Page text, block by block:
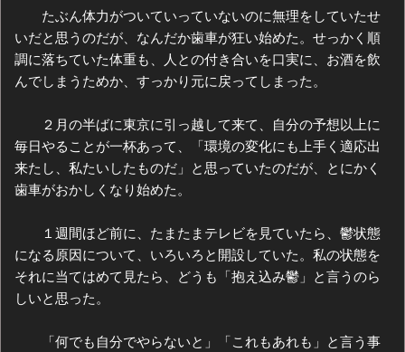
たぶん体力がついていっていないのに無理をしていたせ
いだと思うのだが、なんだか歯車が狂い始めた。せっかく順
調に落ちていた体重も、人との付き合いを口実に、お酒を飲
んでしまうためか、すっかり元に戻ってしまった。
２月の半ばに東京に引っ越して来て、自分の予想以上に
毎日やることが一杯あって、「環境の変化にも上手く適応出
来たし、私たいしたものだ」と思っていたのだが、とにかく
歯車がおかしくなり始めた。
１週間ほど前に、たまたまテレビを見ていたら、鬱状態
になる原因について、いろいろと開設していた。私の状態を
それに当てはめて見たら、どうも「抱え込み鬱」と言うのら
しいと思った。
「何でも自分でやらないと」「これもあれも」と言う事